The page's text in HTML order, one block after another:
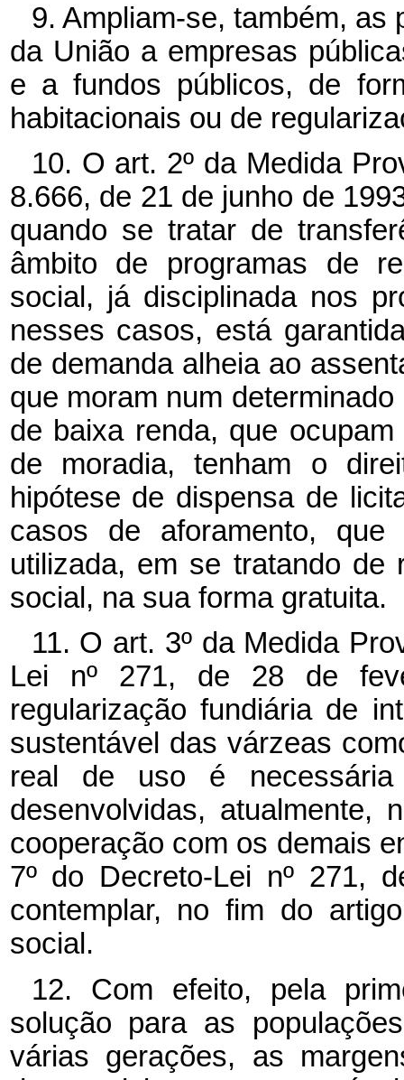
9. Ampliam-se, também, as
da União a empresas
e a fundos públicos, de
habitacionais ou de
10. O art. 2º da Medida
8.666, de 21 de junho de
quando se tratar de
âmbito de programas de
social, já disciplinada nos
nesses casos, está
de demanda alheia ao
que moram num
de baixa renda, que
de moradia, tenham o
hipótese de dispensa de
casos de aforamento,
utilizada, em se tratando de
social, na sua forma gratuita.
11. O art. 3º da Medida
Lei nº 271, de 28 de
regularização fundiária de
sustentável das várzeas
real de uso é necessária
desenvolvidas, atualmente,
cooperação com os demais
7º do Decreto-Lei nº 271,
contemplar, no fim do
social.
12. Com efeito, pela
solução para as
várias gerações, as